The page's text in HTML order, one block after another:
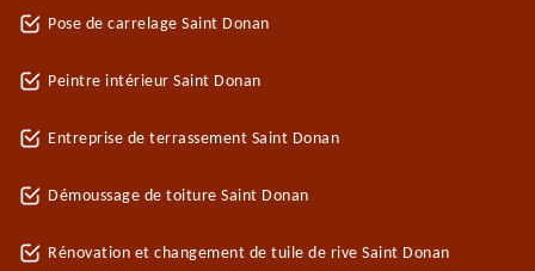
Pose de carrelage Saint Donan
Peintre intérieur Saint Donan
Entreprise de terrassement Saint Donan
Démoussage de toiture Saint Donan
Rénovation et changement de tuile de rive Saint Donan